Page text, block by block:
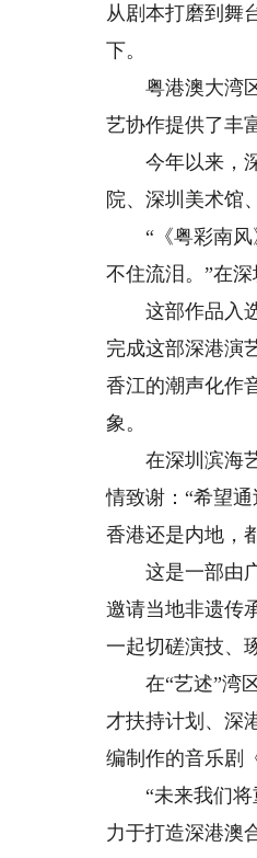
从剧本打磨到舞
下。
粤港澳大湾区
艺协作提供了丰
今年以来，深
院、深圳美术馆
“《粤彩南风》
不住流泪。”在
这部作品入选
完成这部深港演
香江的潮声化作
象。
在深圳滨海艺
情致谢：“希望
香港还是内地，
这是一部由广
邀请当地非遗传
一起切磋演技、
在“艺述”湾区
才扶持计划、深
编制作的音乐剧
“未来我们将重
力于打造深港澳